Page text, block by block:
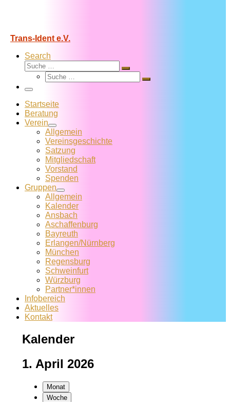
Trans-Ident e.V.
Search
Suche
Suche
Suche
Suche
Menü
Startseite
Beratung
Verein
Allgemein
Vereins­geschichte
Satzung
Mitglied­schaft
Vorstand
Spenden
Gruppen
Allgemein
Kalender
Ansbach
Aschaffenburg
Bayreuth
Erlangen/Nürnberg
München
Regensburg
Schweinfurt
Würzburg
Partner*innen
Infobereich
Aktuelles
Kontakt
Kalender
1. April 2026
Monat
Woche